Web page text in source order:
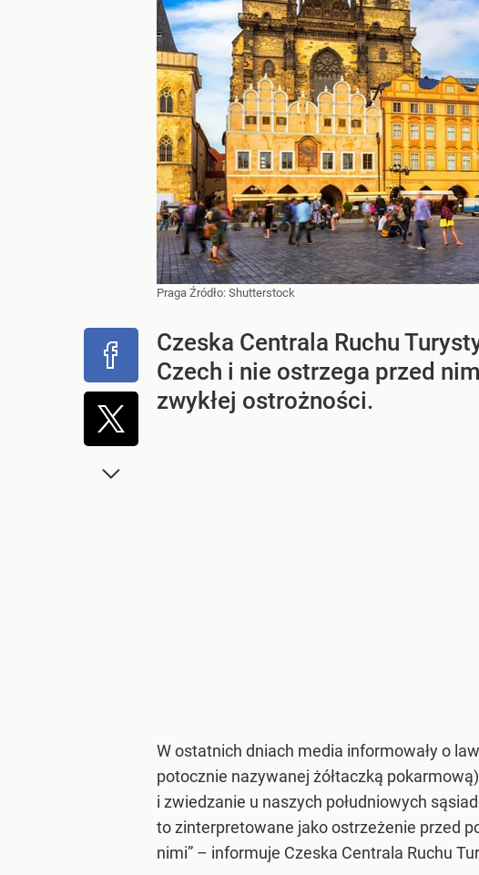
Praga Źródło: Shutterstock
Czeska Centrala Ruchu
Czech i nie ostrzega przed
zwykłej ostrożności.
W ostatnich dniach media informowały o
potocznie nazywanej żółtaczką
i zwiedzanie u naszych południowych
to zinterpretowane jako ostrzeżenie przed
nimi” – informuje Czeska Centrala Ruchu